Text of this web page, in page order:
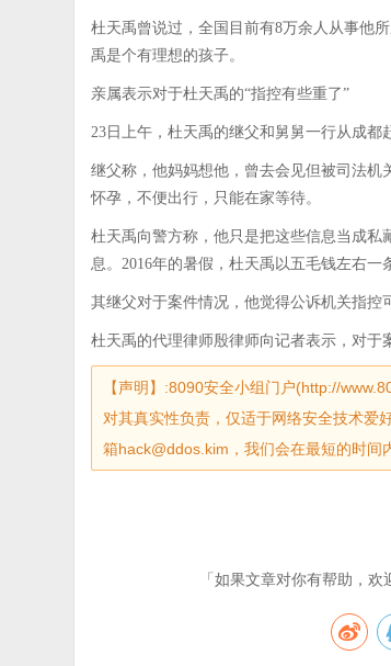
杜天禹曾说过，全国目前有8万余人从事他
禹是个有理想的孩子。
亲属表示对于杜天禹的“指控有些重了”
23日上午，杜天禹的继父和舅舅一行从成都
继父称，他妈妈想他，曾去会见但被司法机
怀孕，不便出行，只能在家等待。
杜天禹向警方称，他只是把这些信息当成
息。2016年的暑假，杜天禹以五毛钱左右一
其继父对于案件情况，他觉得公诉机关指控
杜天禹的代理律师殷律师向记者表示，对于
【声明】:8090安全小组门户(http://
对其真实性负责，仅适于网络安全技术爱
箱hack@ddos.kim，我们会在最短的时间
「如果文章对你有帮助，